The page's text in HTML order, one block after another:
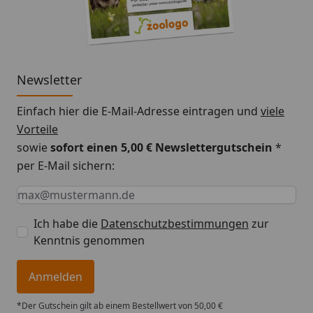
Newsletter
Einfach hier die E-Mail-Adresse eintragen und viele
Vorteile
sowiesofort einen 5,00 € Newslettergutschein *
per E-Mail sichern:
Keine Eingabe erforderlich
Eingabe erforderlich
E-Mail *
Ich habe die Datenschutzbestimmungen zur
Kenntnis genommen
Anmelden
*Der Gutschein gilt ab einem Bestellwert von 50,00 €